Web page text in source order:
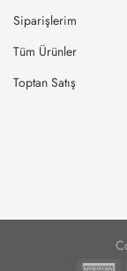
Siparişlerim
Tüm Ürünler
Toptan Satış